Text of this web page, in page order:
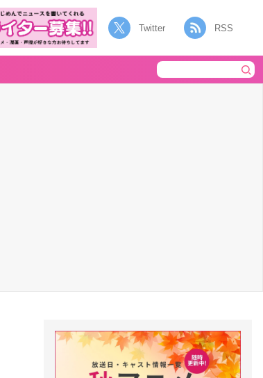
Twitter RSS